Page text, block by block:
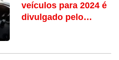
veículos para 2024 é
divulgado pelo